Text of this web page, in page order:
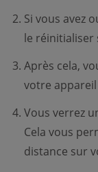
Si vous avez
le réinitialiser
Après cela,
votre
Vous verrez
Cela vous
distance sur